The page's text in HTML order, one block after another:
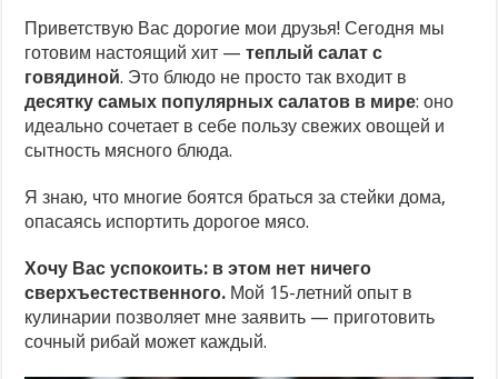
Приветствую Вас дорогие мои друзья! Сегодня мы
готовим настоящий хит —теплый салат с
говядиной. Это блюдо не просто так входит в
десятку самых популярных салатов в мире: оно
идеально сочетает в себе пользу свежих овощей и
сытность мясного блюда.
Я знаю, что многие боятся браться за стейки дома,
опасаясь испортить дорогое мясо.
Хочу Вас успокоить: в этом нет ничего
сверхъестественного. Мой 15-летний опыт в
кулинарии позволяет мне заявить — приготовить
сочный рибай может каждый.